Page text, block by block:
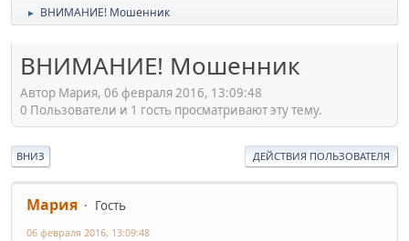
► ВНИМАНИЕ! Мошенник
ВНИМАНИЕ! Мошенник
Автор Мария, 06 февраля 2016, 13:09:48
0 Пользователи и 1 гость просматривают эту тему.
ВНИЗ ДЕЙСТВИЯ ПОЛЬЗОВАТЕЛЯ
Мария Гость
06 февраля 2016, 13:09:48